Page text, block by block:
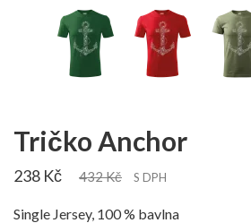
Tričko Anchor
238 Kč 432 Kč S DPH
Single Jersey, 100 % bavlna